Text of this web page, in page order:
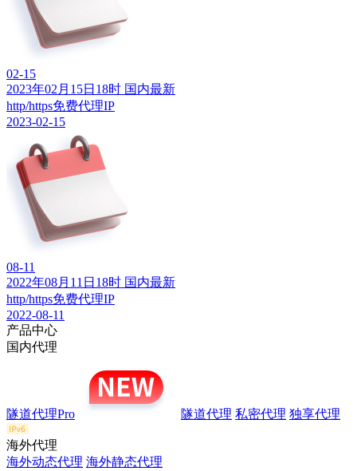
02-15
2023年02月15日18时 国内最新
http/https免费代理IP
2023-02-15
08-11
2022年08月11日18时 国内最新
http/https免费代理IP
2022-08-11
产品中心
国内代理
隧道代理Pro 隧道代理 私密代理 独享代理
海外代理
海外动态代理 海外静态代理